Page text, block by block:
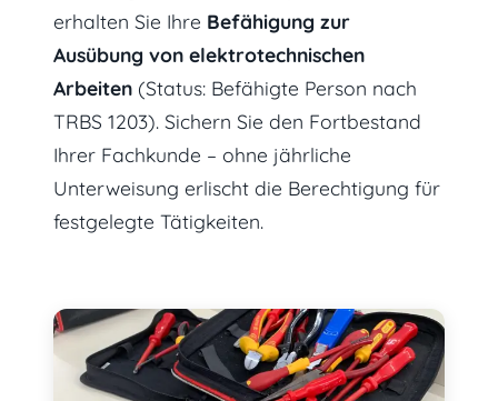
erhalten Sie Ihre Befähigung zur
Ausübung von elektrotechnischen
Arbeiten (Status: Befähigte Person nach
TRBS 1203). Sichern Sie den Fortbestand
Ihrer Fachkunde – ohne jährliche
Unterweisung erlischt die Berechtigung für
festgelegte Tätigkeiten.